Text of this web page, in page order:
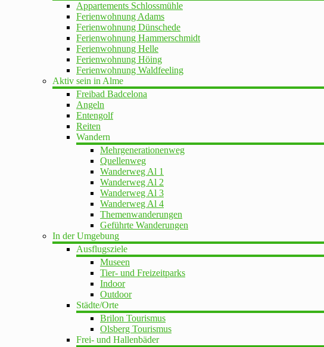
Appartements Schlossmühle
Ferienwohnung Adams
Ferienwohnung Dünschede
Ferienwohnung Hammerschmidt
Ferienwohnung Helle
Ferienwohnung Höing
Ferienwohnung Waldfeeling
Aktiv sein in Alme
Freibad Badcelona
Angeln
Entengolf
Reiten
Wandern
Mehrgenerationenweg
Quellenweg
Wanderweg Al 1
Wanderweg Al 2
Wanderweg Al 3
Wanderweg Al 4
Themenwanderungen
Geführte Wanderungen
In der Umgebung
Ausflugsziele
Museen
Tier- und Freizeitparks
Indoor
Outdoor
Städte/Orte
Brilon Tourismus
Olsberg Tourismus
Frei- und Hallenbäder